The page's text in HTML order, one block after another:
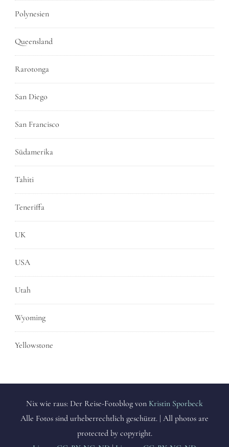
Polynesien
Queensland
Rarotonga
San Diego
San Francisco
Südamerika
Tahiti
Teneriffa
UK
USA
Utah
Wyoming
Yellowstone
Nix wie raus: Der Reise-Fotoblog von Kristin Sporbeck
Alle Fotos sind urheberrechtlich geschützt. | All photos are
protected by copyright.